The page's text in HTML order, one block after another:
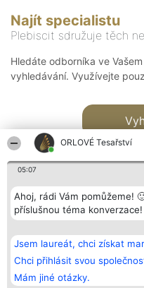
ORLOVÉ Tesařství
05:07
Ahoj, rádi Vám pomůžeme!
příslušnou téma konverzace!
Jsem laureát, chci získat
Chci přihlásit svou
Mám jiné otázky.
Najít specialistu
Plebiscit sdružuje těch
Hledáte odborníka ve
vyhledávání. Využívejte
Bright Side Solutions sp. z o.
o. sp. k.
ul. Ruska 22
Wrocław 50-079
KRS 0000749100 | Regon